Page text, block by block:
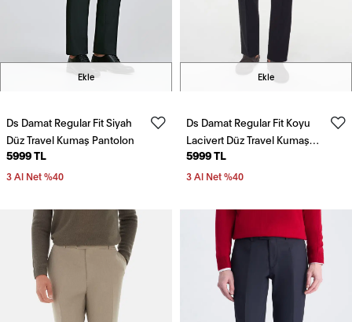
Ekle
Ds Damat Regular Fit Siyah
Düz Travel Kumaş Pantolon
5999 TL
3 Al Net %40
Ekle
Ds Damat Regular Fit Koyu
Lacivert Düz Travel Kumaş
Pantolon
5999 TL
3 Al Net %40